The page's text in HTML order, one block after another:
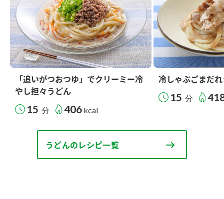
「追いがつおつゆ」でクリーミー冷
やし担々うどん
15 分 406 kcal
冷しゃぶごまだ
15 分
うどんのレシピ一覧